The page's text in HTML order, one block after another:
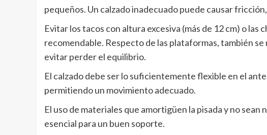
pequeños. Un calzado inadecuado puede causar
Evitar los tacos con altura excesiva (más de 12 cm) o las
recomendable. Respecto de las plataformas, también
evitar perder el equilibrio.
El calzado debe ser lo suficientemente flexible en el
permitiendo un movimiento adecuado.
El uso de materiales que amortigüen la pisada y no sean
esencial para un buen soporte.